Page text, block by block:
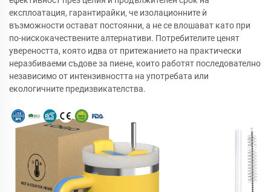
експлоатация, гарантирайки, че изолационните ѝ
възможности остават постоянни, а не се влошават като при
по-нискокачествените алтернативи. Потребителите ценят
увереността, която идва от притежанието на практически
неразбиваеми съдове за пиене, които работят последователно
независимо от интензивността на употребата или
екологичните предизвикателства.